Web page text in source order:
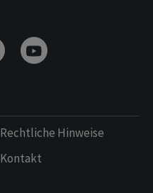
Rechtliche Hinweise
Kontakt